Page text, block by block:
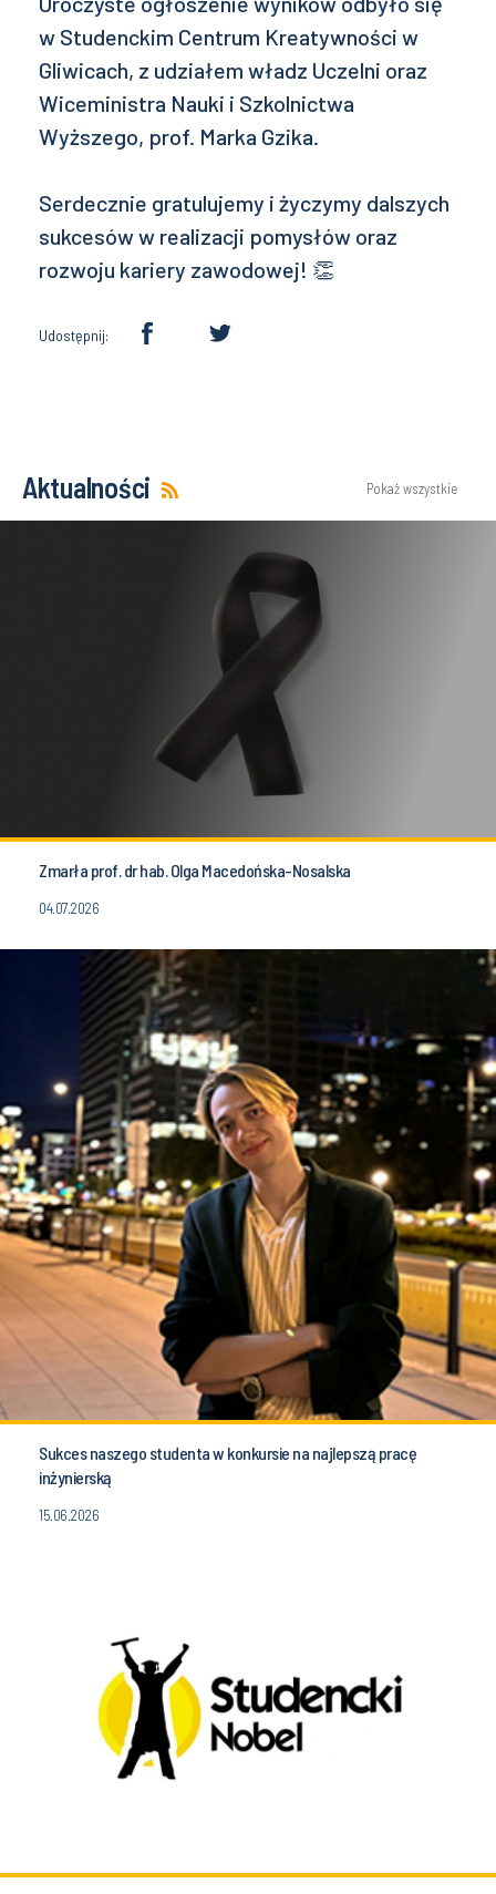
w Studenckim Centrum Kreatywności w
Gliwicach, z udziałem władz Uczelni oraz
Wiceministra Nauki i Szkolnictwa
Wyższego, prof. Marka Gzika.
Serdecznie gratulujemy i życzymy dalszych
sukcesów w realizacji pomysłów oraz
rozwoju kariery zawodowej! 👏
Udostępnij:
Aktualności Pokaż wszystkie
Zmarła prof. dr hab. Olga Macedońska-Nosalska
04.07.2026
Sukces naszego studenta w konkursie na najlepszą pracę
inżynierską
15.06.2026